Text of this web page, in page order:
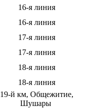
16-я линия
16-я линия
17-я линия
17-я линия
18-я линия
18-я линия
19-й км, Общежитие,
Шушары